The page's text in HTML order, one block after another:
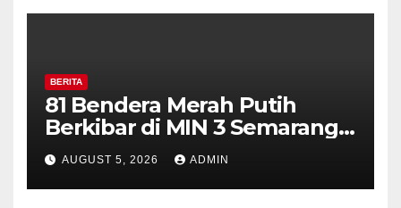
BERITA
81 Bendera Merah Putih
Berkibar di MIN 3 Semarang,
Bhabinkamtibmas Desa
Timpik Hadiri Peringatan
HUT ke-81 Kemerdekaan RI
AUGUST 5, 2026 ADMIN